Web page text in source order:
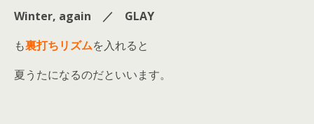
Winter, again ／ GLAY
も裏打ちリズムを入れると
夏うたになるのだといいます。